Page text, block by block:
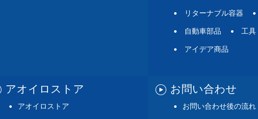
リターナブル容器
自動車部品 工
アイデア商品
アオイロストア
アオイロストア
お問い合わせ
お問い合わせ後の流れ